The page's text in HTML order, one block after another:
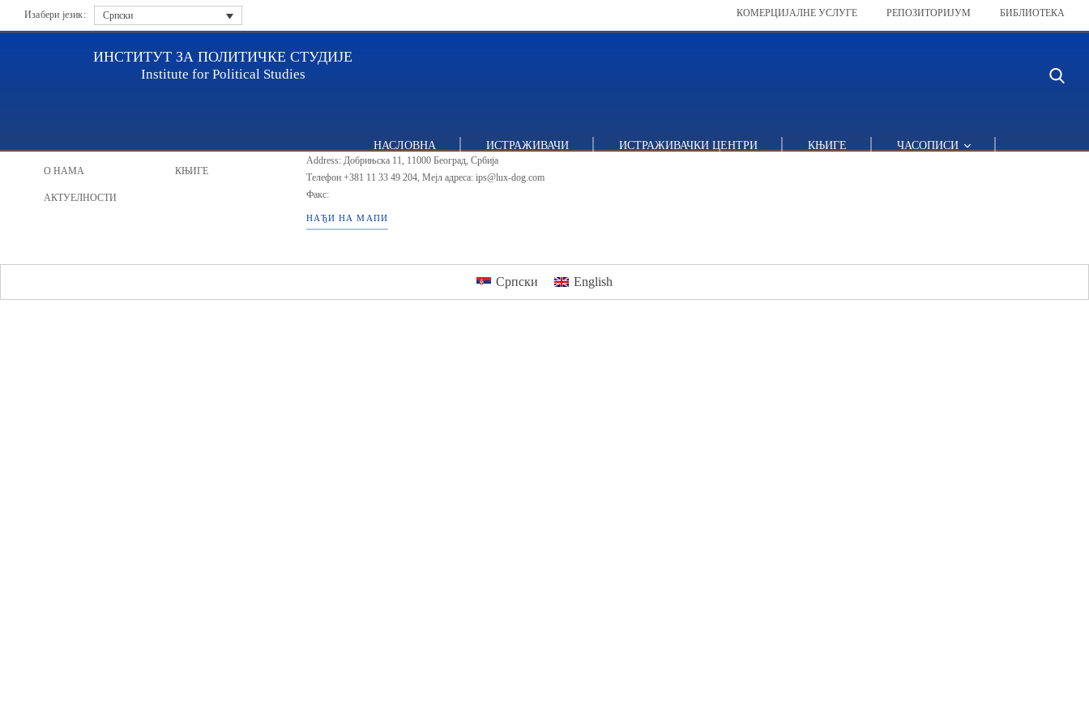
Изабери језик: Српски КОМЕРЦИЈАЛНЕ УСЛУГЕ РЕПОЗИТОРИЈУМ БИБЛИОТЕКА
ИНСТИТУТ ЗА ПОЛИТИЧКЕ СТУДИЈЕ
Institute for Political Studies
НАСЛОВНА ИСТРАЖИВАЧИ ИСТРАЖИВАЧКИ ЦЕНТРИ КЊИГЕ ЧАСОПИСИ
О НАМА
АКТУЕЛНОСТИ
КЊИГЕ
ИПС - Институт за политичке студије
Address: Добрињска 11, 11000 Београд, Србија
Телефон +381 11 33 49 204, Мејл адреса: ips@lux-dog.com
Факс:
НАЂИ НА МАПИ
Српски English